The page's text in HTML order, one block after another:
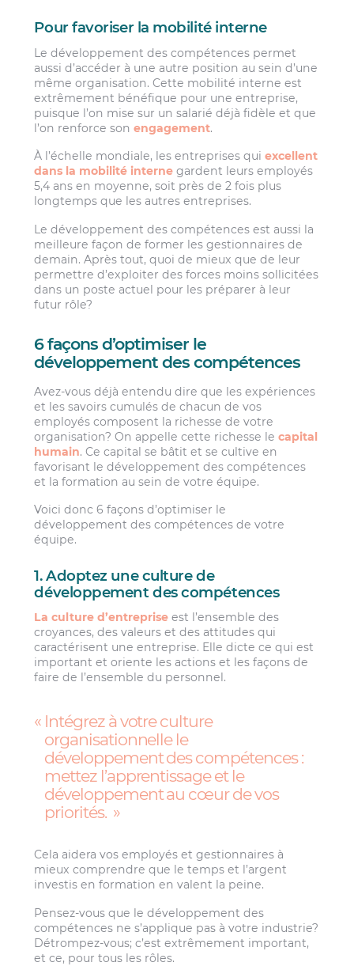
Pour favoriser la mobilité interne
Le développement des compétences permet
aussi d’accéder à une autre position au sein d’une
même organisation. Cette mobilité interne est
extrêmement bénéfique pour une entreprise,
puisque l’on mise sur un salarié déjà fidèle et que
l’on renforce sonengagement.
À l’échelle mondiale, les entreprises quiexcellent
dans la mobilité interne gardent leurs employés
5,4 ans en moyenne, soit près de 2 fois plus
longtemps que les autres entreprises.
Le développement des compétences est aussi la
meilleure façon de former les gestionnaires de
demain. Après tout, quoi de mieux que de leur
permettre d’exploiter des forces moins sollicitées
dans un poste actuel pour les préparer à leur
futur rôle?
6 façons d’optimiser le
développement des compétences
Avez-vous déjà entendu dire que les expériences
et les savoirs cumulés de chacun de vos
employés composent la richesse de votre
organisation? On appelle cette richesse lecapital
humain. Ce capital se bâtit et se cultive en
favorisant le développement des compétences
et la formation au sein de votre équipe.
Voici donc 6 façons d’optimiser le
développement des compétences de votre
équipe.
1. Adoptez une culture de
développement des compétences
La culture d’entreprise est l’ensemble des
croyances, des valeurs et des attitudes qui
caractérisent une entreprise. Elle dicte ce qui est
important et oriente les actions et les façons de
faire de l’ensemble du personnel.
Intégrez à votre culture
organisationnelle le
développement des compétences :
mettez l’apprentissage et le
développement au cœur de vos
priorités.
Cela aidera vos employés et gestionnaires à
mieux comprendre que le temps et l’argent
investis en formation en valent la peine.
Pensez-vous que le développement des
compétences ne s’applique pas à votre industrie?
Détrompez-vous; c’est extrêmement important,
et ce, pour tous les rôles.